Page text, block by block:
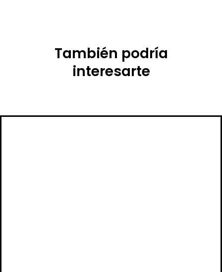
También podría
interesarte